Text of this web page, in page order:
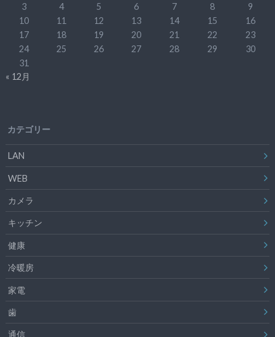
3
4 5 6 7 8
9
10
11 12 13 14 15
16
17
18 19 20 21 22
23
24
25 26 27 28 29
30
31
« 12月
カテゴリー
LAN
WEB
カメラ
キッチン
健康
冷暖房
家電
歯
通信